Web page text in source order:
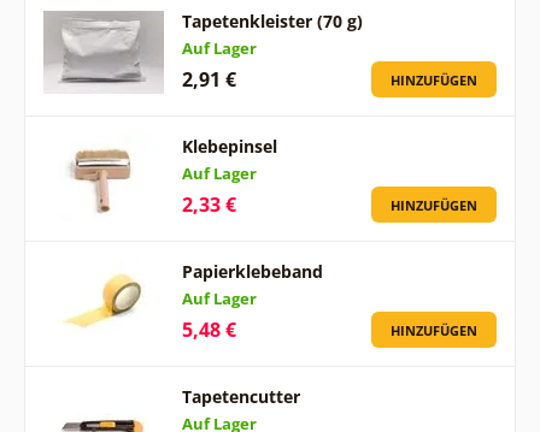
Tapetenkleister (70 g)
Auf Lager
2,91 € HINZUFÜGEN
Klebepinsel
Auf Lager
2,33 € HINZUFÜGEN
Papierklebeband
Auf Lager
5,48 € HINZUFÜGEN
Tapetencutter
Auf Lager